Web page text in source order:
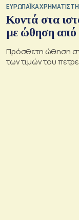
ΕΥΡΩΠΑΪΚΑ
Κοντά στα
με ώθηση από
Πρόσθετη ώθηση
των τιμών του